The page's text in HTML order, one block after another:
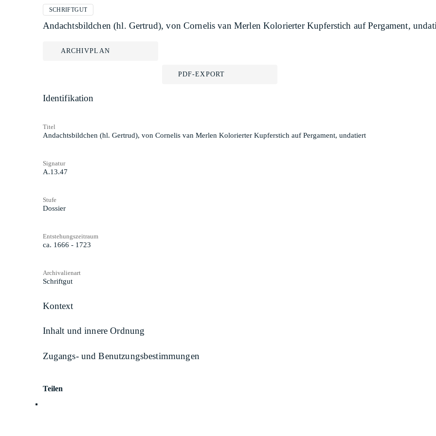
SCHRIFTGUT
Andachtsbildchen (hl. Gertrud), von Cornelis van Merlen Kolorierter Kupferstich auf Pergament,
ARCHIVPLAN
PDF-EXPORT
Identifikation
Titel
Andachtsbildchen (hl. Gertrud), von Cornelis van Merlen Kolorierter Kupferstich auf Pergament, undatiert
Signatur
A.13.47
Stufe
Dossier
Entstehungszeitraum
ca. 1666 - 1723
Archivalienart
Schriftgut
Kontext
Inhalt und innere Ordnung
Zugangs- und Benutzungsbestimmungen
Teilen